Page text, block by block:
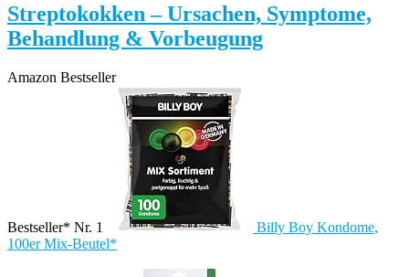
Streptokokken – Ursachen, Symptome,
Behandlung & Vorbeugung
Amazon Bestseller
Bestseller* Nr. 1
Billy Boy Kondome,
100er Mix-Beutel*